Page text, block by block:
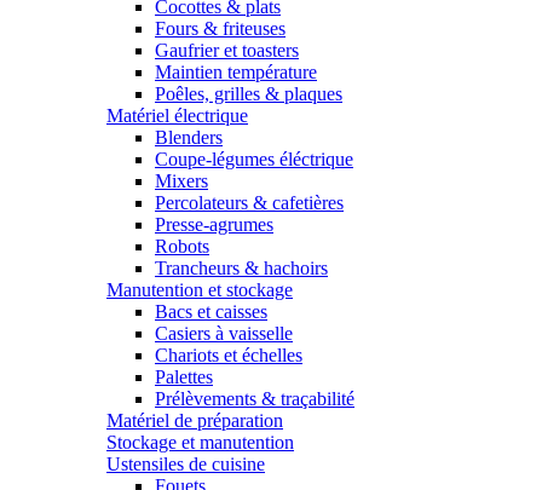
Cocottes & plats
Fours & friteuses
Gaufrier et toasters
Maintien température
Poêles, grilles & plaques
Matériel électrique
Blenders
Coupe-légumes éléctrique
Mixers
Percolateurs & cafetières
Presse-agrumes
Robots
Trancheurs & hachoirs
Manutention et stockage
Bacs et caisses
Casiers à vaisselle
Chariots et échelles
Palettes
Prélèvements & traçabilité
Matériel de préparation
Stockage et manutention
Ustensiles de cuisine
Fouets